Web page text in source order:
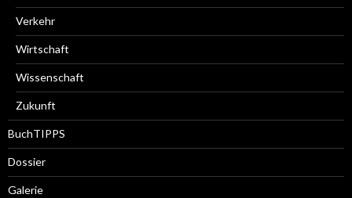
Verkehr
Wirtschaft
Wissenschaft
Zukunft
BuchTIPPS
Dossier
Galerie